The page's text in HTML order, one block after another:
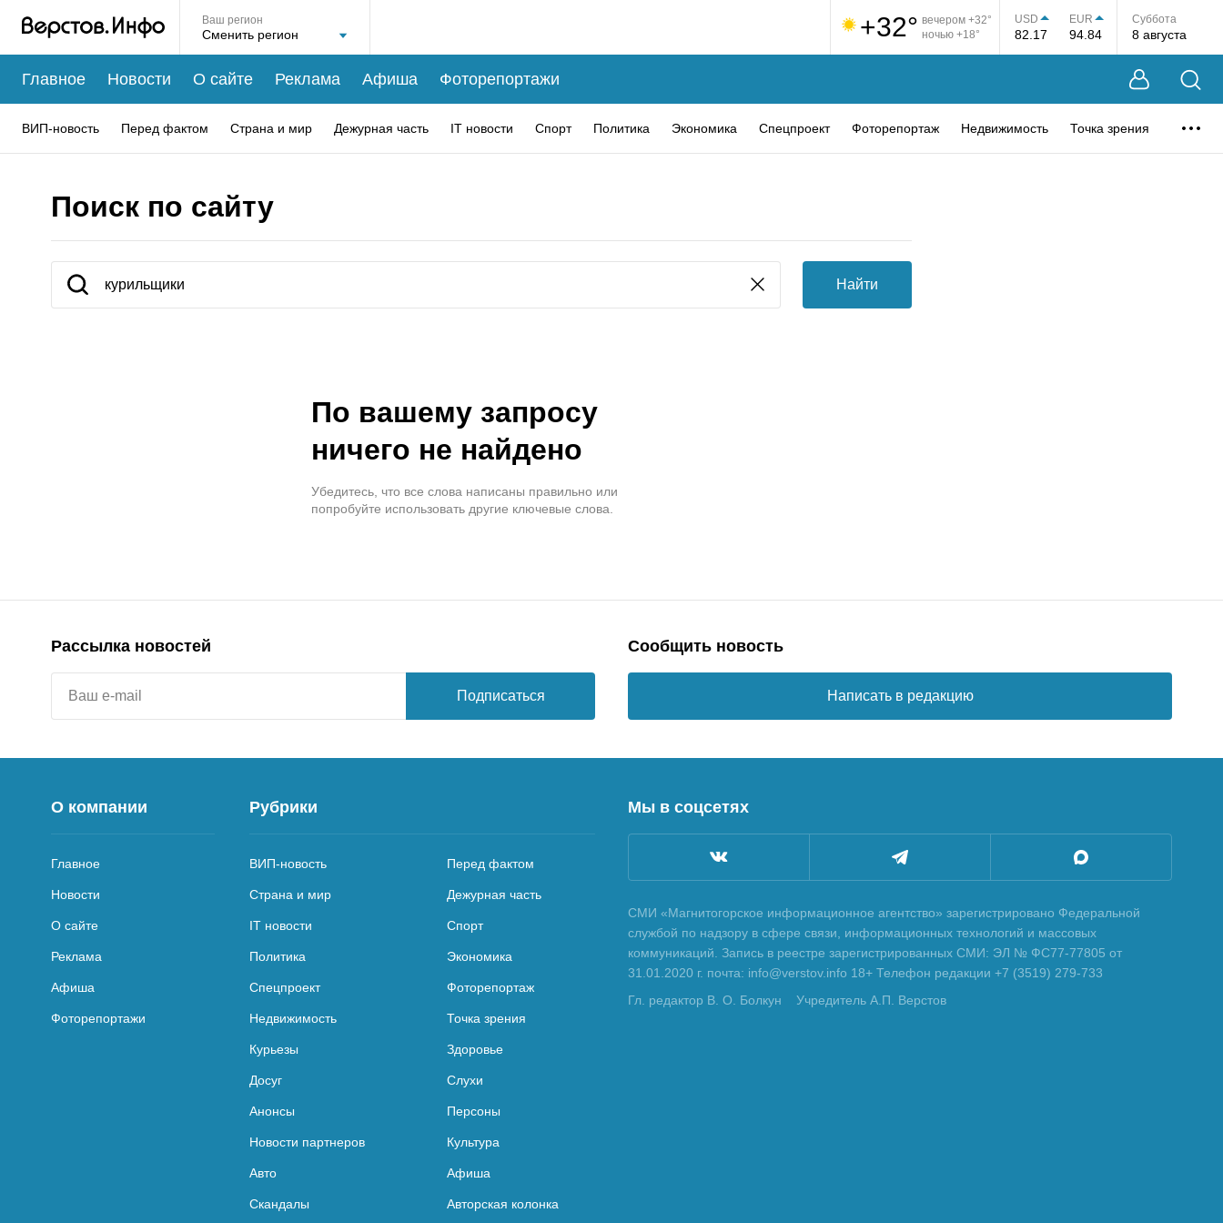
Ваш регион +32° вечером +32°
ночью +18°
USD
82.17
EUR
94.84
Суббота
8 августа
Главное Новости О сайте Реклама Афиша Фоторепортажи
ВИП-новость Перед фактом Страна и мир Дежурная часть IT новости Спорт Политика Экономика Спецпроект Фоторепортаж Недвижимость Точка зрения
Поиск по сайту
Найти
По вашему запросу
ничего не найдено
Убедитесь, что все слова написаны правильно или
попробуйте использовать другие ключевые слова.
Рассылка новостей
Подписаться
Сообщить новость
Написать в редакцию
О компании
Главное
Новости
О сайте
Реклама
Афиша
Фоторепортажи
Рубрики
ВИП-новость Перед фактом
Страна и мир Дежурная часть
IT новости Спорт
Политика Экономика
Спецпроект Фоторепортаж
Недвижимость Точка зрения
Курьезы Здоровье
Досуг Слухи
Анонсы Персоны
Новости партнеров Культура
Авто Афиша
Скандалы Авторская колонка
Мы в соцсетях
СМИ «Магнитогорское информационное агентство» зарегистрировано Федеральной
службой по надзору в сфере связи, информационных технологий и массовых
коммуникаций. Запись в реестре зарегистрированных СМИ: ЭЛ № ФС77-77805 от
31.01.2020 г. почта: info@verstov.info 18+ Телефон редакции +7 (3519) 279-733
Гл. редактор В. О. Болкун
Учредитель А.П. Верстов